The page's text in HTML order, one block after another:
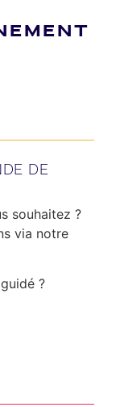
DE
souhaitez ?
via notre
?